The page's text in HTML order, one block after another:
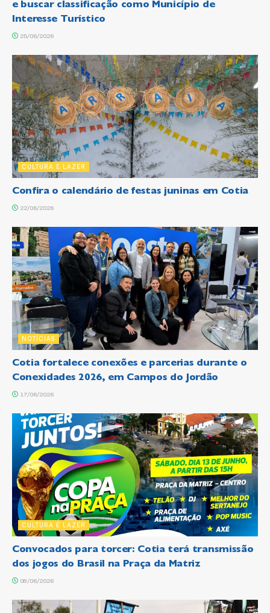
e buscar classificação como Município de
Interesse Turístico
25/06/2026
CULTURA E LAZER
Confira o calendário de festas juninas em Cotia
22/06/2026
NOTÍCIAS
Cotia fortalece conexões e parcerias durante o
Conexidades 2026, em Campos do Jordão
17/06/2026
CULTURA E LAZER
Convocados para torcer: Cotia terá transmissão
dos jogos do Brasil na Praça da Matriz
08/06/2026